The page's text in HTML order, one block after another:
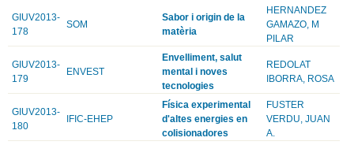
GIUV2013-
178
SOM
Sabor i origin de la
matèria
HERNANDEZ
GAMAZO, M
PILAR
GIUV2013-
179
ENVEST
Envelliment, salut
mental i noves
tecnologies
REDOLAT
IBORRA, ROSA
GIUV2013-
180
IFIC-EHEP
Física experimental
d'altes energies en
colisionadores
FUSTER
VERDU, JUAN
A.